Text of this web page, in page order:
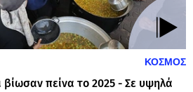
ΚΟΣΜΟΣ
πείνα το 2025 - Σε υψηλά